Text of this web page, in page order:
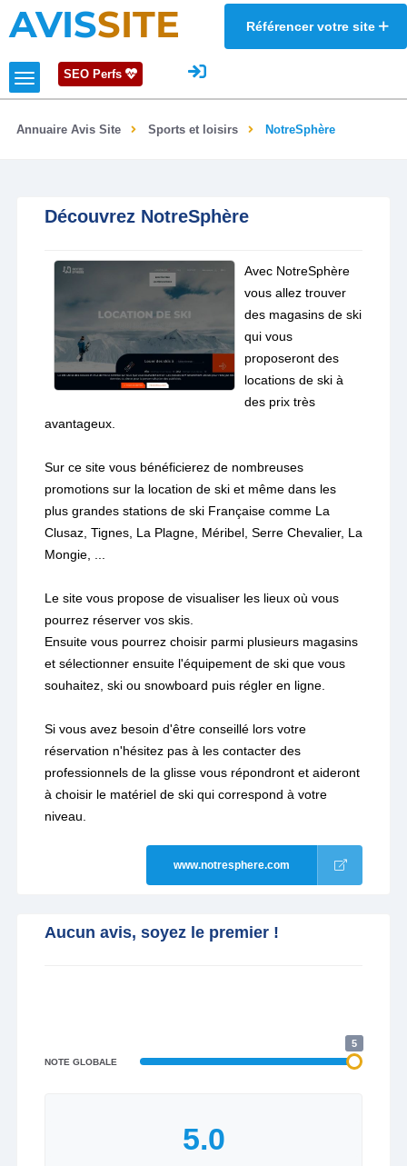
AVISSITE Référencer votre site
SEO Perfs
Annuaire Avis Site Sports et loisirs NotreSphère
Découvrez NotreSphère
Avec NotreSphère
vous allez trouver
des magasins de ski
qui vous
proposeront des
locations de ski à
des prix très
avantageux.
Sur ce site vous bénéficierez de nombreuses
promotions sur la location de ski et même dans les
plus grandes stations de ski Française comme La
Clusaz, Tignes, La Plagne, Méribel, Serre Chevalier, La
Mongie, ...
Le site vous propose de visualiser les lieux où vous
pourrez réserver vos skis.
Ensuite vous pourrez choisir parmi plusieurs magasins
et sélectionner ensuite l'équipement de ski que vous
souhaitez, ski ou snowboard puis régler en ligne.
Si vous avez besoin d'être conseillé lors votre
réservation n'hésitez pas à les contacter des
professionnels de la glisse vous répondront et aideront
à choisir le matériel de ski qui correspond à votre
niveau.
www.notresphere.com
Aucun avis, soyez le premier !
NOTE GLOBALE
5